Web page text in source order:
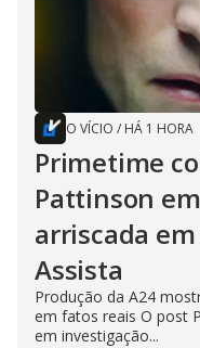
O VÍCIO / HÁ 1 HORA
Primetime
Pattinson
arriscada
Assista
Produção da A24
em fatos reais O post
em investigação...